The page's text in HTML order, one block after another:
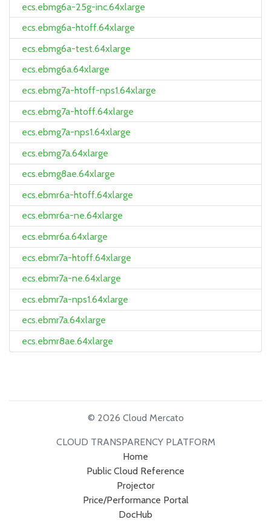
ecs.ebmg6a-25g-inc.64xlarge
ecs.ebmg6a-htoff.64xlarge
ecs.ebmg6a-test.64xlarge
ecs.ebmg6a.64xlarge
ecs.ebmg7a-htoff-nps1.64xlarge
ecs.ebmg7a-htoff.64xlarge
ecs.ebmg7a-nps1.64xlarge
ecs.ebmg7a.64xlarge
ecs.ebmg8ae.64xlarge
ecs.ebmr6a-htoff.64xlarge
ecs.ebmr6a-ne.64xlarge
ecs.ebmr6a.64xlarge
ecs.ebmr7a-htoff.64xlarge
ecs.ebmr7a-ne.64xlarge
ecs.ebmr7a-nps1.64xlarge
ecs.ebmr7a.64xlarge
ecs.ebmr8ae.64xlarge
© 2026 Cloud Mercato
CLOUD TRANSPARENCY PLATFORM
Home
Public Cloud Reference
Projector
Price/Performance Portal
DocHub